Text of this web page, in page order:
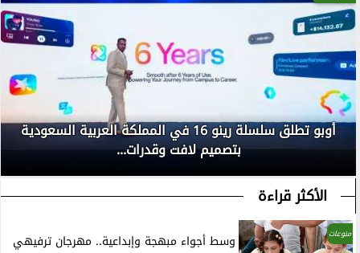
أوبو تطلق سلسلة رينو 16 في المملكة العربية السعودية
بتصميم لافت وقدرات...
الأكثر قراءة
منوعات
وسط أجواء مبهجة وإبداعية.. مهرجان ترفيهي